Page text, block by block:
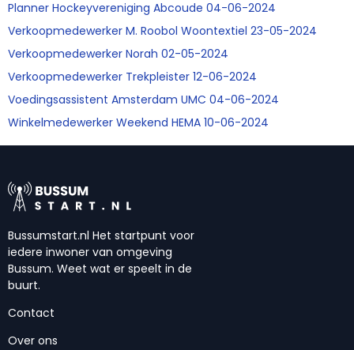
Planner Hockeyvereniging Abcoude 04-06-2024
Verkoopmedewerker M. Roobol Woontextiel 23-05-2024
Verkoopmedewerker Norah 02-05-2024
Verkoopmedewerker Trekpleister 12-06-2024
Voedingsassistent Amsterdam UMC 04-06-2024
Winkelmedewerker Weekend HEMA 10-06-2024
Bussumstart.nl Het startpunt voor
iedere inwoner van omgeving
Bussum. Weet wat er speelt in de
buurt.
Contact
Over ons